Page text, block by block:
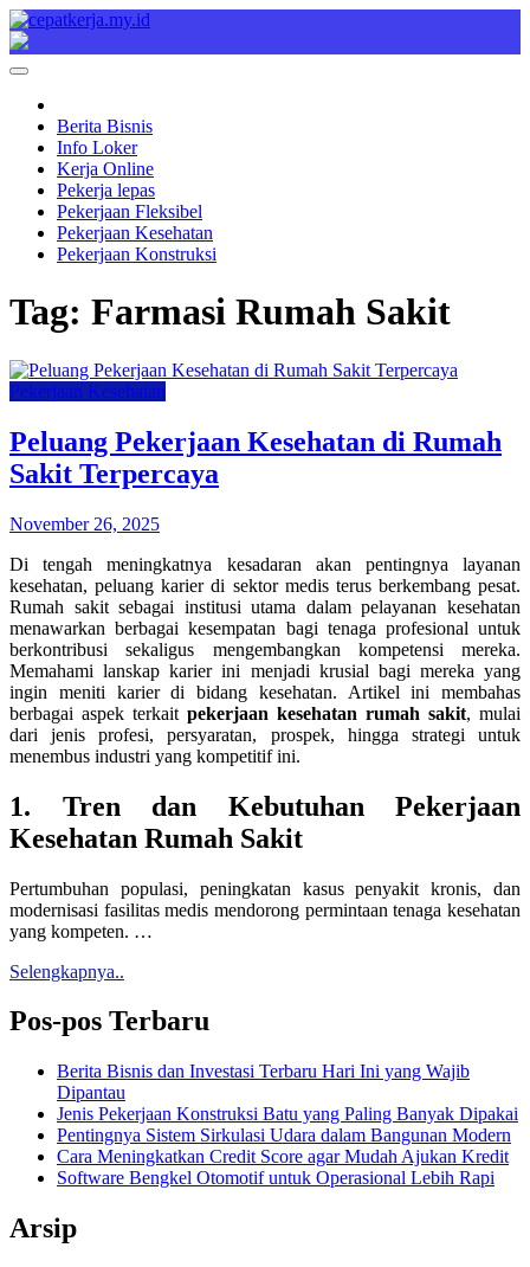
Skip
to
content
Cepat Kerja
Berita Bisnis
Berita Bisnis
Info Loker
Kerja Online
Pekerja lepas
Pekerjaan Fleksibel
Pekerjaan Kesehatan
Pekerjaan Konstruksi
Tag: Farmasi Rumah Sakit
Pekerjaan Kesehatan
Peluang Pekerjaan Kesehatan di Rumah
Sakit Terpercaya
November 26, 2025
Di tengah meningkatnya kesadaran akan pentingnya layanan
kesehatan, peluang karier di sektor medis terus berkembang pesat.
Rumah sakit sebagai institusi utama dalam pelayanan kesehatan
menawarkan berbagai kesempatan bagi tenaga profesional untuk
berkontribusi sekaligus mengembangkan kompetensi mereka.
Memahami lanskap karier ini menjadi krusial bagi mereka yang
ingin meniti karier di bidang kesehatan. Artikel ini membahas
berbagai aspek terkait pekerjaan kesehatan rumah sakit, mulai
dari jenis profesi, persyaratan, prospek, hingga strategi untuk
menembus industri yang kompetitif ini.
1. Tren dan Kebutuhan Pekerjaan
Kesehatan Rumah Sakit
Pertumbuhan populasi, peningkatan kasus penyakit kronis, dan
modernisasi fasilitas medis mendorong permintaan tenaga kesehatan
yang kompeten. …
Selengkapnya..
Pos-pos Terbaru
Berita Bisnis dan Investasi Terbaru Hari Ini yang Wajib
Dipantau
Jenis Pekerjaan Konstruksi Batu yang Paling Banyak Dipakai
Pentingnya Sistem Sirkulasi Udara dalam Bangunan Modern
Cara Meningkatkan Credit Score agar Mudah Ajukan Kredit
Software Bengkel Otomotif untuk Operasional Lebih Rapi
Arsip